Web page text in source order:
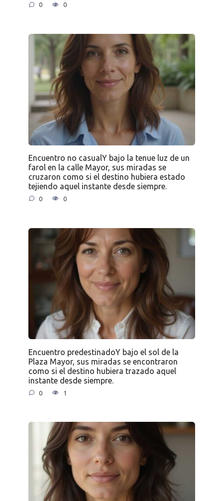
0 0
Encuentro no casualY bajo la tenue luz de un
farol en la calle Mayor, sus miradas se
cruzaron como si el destino hubiera estado
tejiendo aquel instante desde siempre.
0 0
Encuentro predestinadoY bajo el sol de la
Plaza Mayor, sus miradas se encontraron
como si el destino hubiera trazado aquel
instante desde siempre.
0 1